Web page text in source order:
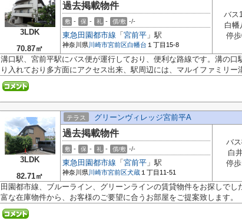
3LDK
70.87㎡
過去掲載物件
敷 - 保 - 礼 - 償/敷 -/-
東急田園都市線 「 宮前平 」駅
神奈川県川崎市宮前区白幡台 １丁目15-8
バス
白幡
停
溝口駅、宮前平駅にバス便が運行しており、便利な路線です。溝の
り入れており多方面にアクセス出来、駅周辺には、マルイファミリー
3LDK
82.71㎡
テラス グリーンヴィレッジ宮前平A
過去掲載物件
敷 - 保 - 礼 - 償/敷 -/-
東急田園都市線 「 宮前平 」駅
神奈川県川崎市宮前区犬蔵 １丁目11-51
バ
白
停
田園都市線、ブルーライン、グリーンラインの賃貸物件をお探しで
富な在庫物件から、お客様のご要望に合うお部屋をご提案致します。